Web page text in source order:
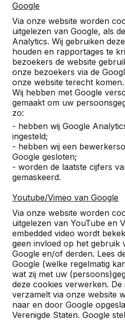
Google
Via onze website worden
uitgelezen van Google, als
Analytics. Wij gebruiken
houden en rapportages te
bezoekers de website
onze bezoekers via de
onze website terecht komen.
Wij hebben met Google
gemaakt om uw
zo:
- hebben wij Google
ingesteld;
- hebben wij een
Google gesloten;
- worden de laatste cijfers
gemaskeerd.
Youtube/Vimeo van Google
Via onze website worden
uitgelezen van YouTube en
embedded video wordt
geen invloed op het gebruik
Google en/of derden. Lees
Google (welke regelmatig
wat zij met uw
deze cookies verwerken. De
verzamelt via onze website
naar en door Google
Verenigde Staten. Google
€ 1.750,00
2e product en volgende voor
bespaar5%!
Kleur
Aantal
Toevoegen aan
Toevoegen
Gratis levering en
Geleverd binnen 4
Hoe werkt de levering?